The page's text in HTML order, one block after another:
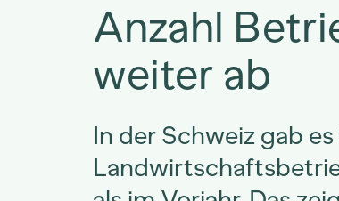
Anzahl
weiter ab
In der Schweiz gab